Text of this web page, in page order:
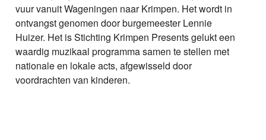
vuur vanuit Wageningen naar Krimpen. Het wordt in
ontvangst genomen door burgemeester Lennie
Huizer. Het is Stichting Krimpen Presents gelukt een
waardig muzikaal programma samen te stellen met
nationale en lokale acts, afgewisseld door
voordrachten van kinderen.